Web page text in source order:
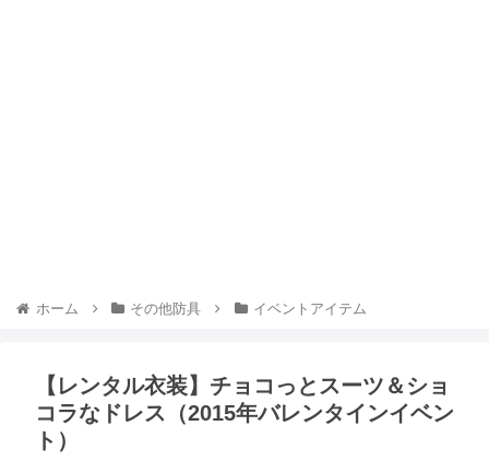
ホーム その他防具 イベントアイテム
【レンタル衣装】チョコっとスーツ＆ショ
コラなドレス（2015年バレンタインイベン
ト）